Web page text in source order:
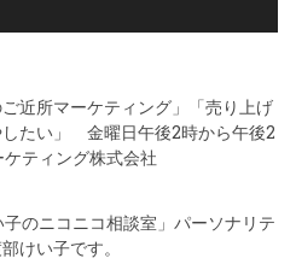
近所マーケティング」「売り上げ
たい」 金曜日午後2時から午後2
ティング株式会社
のニコニコ相談室」パーソナリテ
けい子です。